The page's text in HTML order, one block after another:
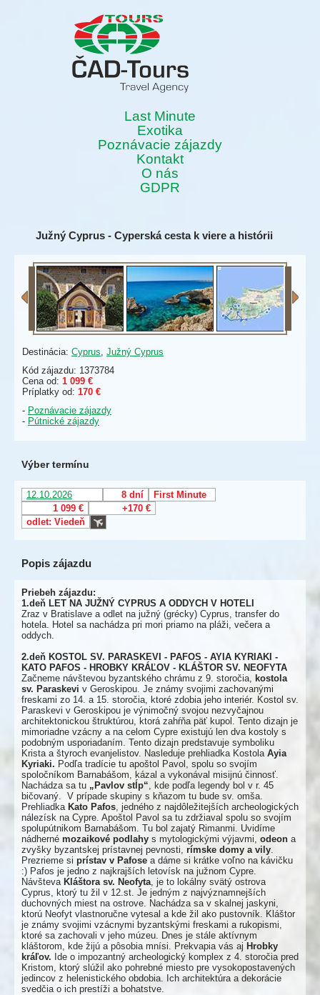
Last Minute
Exotika
Poznávacie zájazdy
Kontakt
O nás
GDPR
Južný Cyprus - Cyperská cesta k viere a histórii
Destinácia: Cyprus, Južný Cyprus
Kód zájazdu: 1373784
Cena od: 1 099 €
Príplatky od: 170 €
- Poznávacie zájazdy
- Pútnické zájazdy
Výber termínu
12.10.2026 8 dní
First Minute
1 099 €
+170 €
odlet: Viedeň
Popis zájazdu
Priebeh zájazdu:
1.deň LET NA JUŽNÝ CYPRUS A ODDYCH V HOTELI
Zraz v Bratislave a odlet na južný (grécky) Cyprus, transfer do
hotela. Hotel sa nachádza pri mori priamo na pláži, večera a
oddych.
2.deň KOSTOL SV. PARASKEVI - PAFOS - AYIA KYRIAKI -
KATO PAFOS - HROBKY KRÁĽOV - KLÁŠTOR SV. NEOFYTA
Začneme návštevou byzantského chrámu z 9. storočia, kostola
sv. Paraskevi v Geroskipou. Je známy svojimi zachovanými
freskami zo 14. a 15. storočia, ktoré zdobia jeho interiér. Kostol sv.
Paraskevi v Geroskipou je výnimočný svojou nezvyčajnou
architektonickou štruktúrou, ktorá zahŕňa päť kupol. Tento dizajn je
mimoriadne vzácny a na celom Cypre existujú len dva kostoly s
podobným usporiadaním. Tento dizajn predstavuje symboliku
Krista a štyroch evanjelistov. Nasleduje prehliadka Kostola Ayia
Kyriaki. Podľa tradície tu apoštol Pavol, spolu so svojím
spoločníkom Barnabášom, kázal a vykonával misijnú činnosť.
Nachádza sa tu „Pavlov stĺp“, kde podľa legendy bol v r. 45
bičovaný. V prípade skupiny s kňazom tu bude sv. omša.
Prehliadka Kato Pafos, jedného z najdôležitejších archeologických
nálezísk na Cypre. Apoštol Pavol sa tu zdržiaval spolu so svojím
spolupútnikom Barnabášom. Tu bol zajatý Rimanmi. Uvidíme
nádherné mozaikové podlahy s mytologickými výjavmi, odeon a
zvyšky byzantskej prístavnej pevnosti, rímske domy a vily.
Prezrieme si prístav v Pafose a dáme si krátke voľno na kávičku
:) Pafos je jedno z najkrajších letovísk na južnom Cypre.
Návšteva Kláštora sv. Neofyta, je to lokálny svätý ostrova
Cyprus, ktorý tu žil v 12.st. Je jedným z najvýznamnejších
duchovných miest na ostrove. Nachádza sa v skalnej jaskyni,
ktorú Neofyt vlastnoručne vytesal a kde žil ako pustovník. Kláštor
je známy svojimi vzácnymi byzantskými freskami a rukopismi,
ktoré sa zachovali v jeho múzeu. Dnes je stále aktívnym
kláštorom, kde žijú a pôsobia mnísi. Prekvapia vás aj Hrobky
kráľov. Ide o impozantný archeologický komplex z 4. storočia pred
Kristom, ktorý slúžil ako pohrebné miesto pre vysokopostavených
jedincov z helenistického obdobia. Ich architektúra a dekorácie
svedčia o ich prestíži a bohatstve.